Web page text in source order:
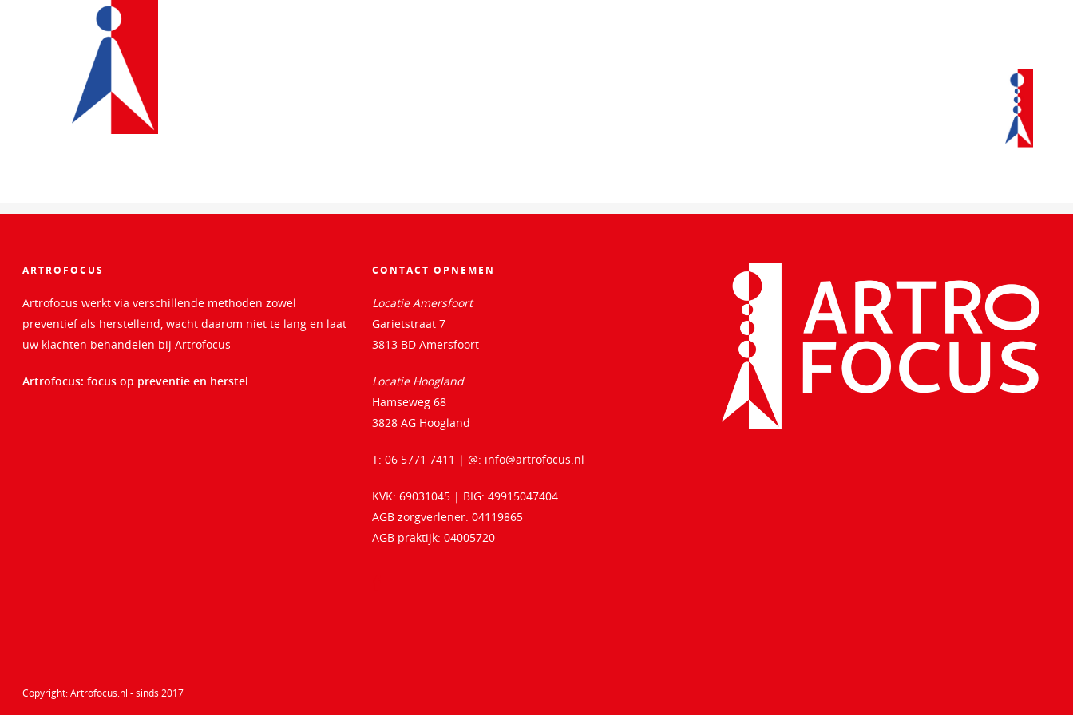
ARTROFOCUS
Artrofocus werkt via verschillende methoden zowel
preventief als herstellend, wacht daarom niet te lang en laat
uw klachten behandelen bij Artrofocus
Artrofocus: focus op preventie en herstel
CONTACT OPNEMEN
Locatie Amersfoort
Garietstraat 7
3813 BD Amersfoort
Locatie Hoogland
Hamseweg 68
3828 AG Hoogland
T: 06 5771 7411 | @: info@artrofocus.nl
KVK: 69031045 | BIG: 49915047404
AGB zorgverlener: 04119865
AGB praktijk: 04005720
Copyright: Artrofocus.nl - sinds 2017